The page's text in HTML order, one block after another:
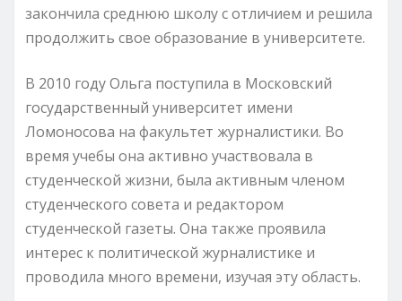
закончила среднюю школу с отличием и решила
продолжить свое образование в университете.
В 2010 году Ольга поступила в Московский
государственный университет имени
Ломоносова на факультет журналистики. Во
время учебы она активно участвовала в
студенческой жизни, была активным членом
студенческого совета и редактором
студенческой газеты. Она также проявила
интерес к политической журналистике и
проводила много времени, изучая эту область.